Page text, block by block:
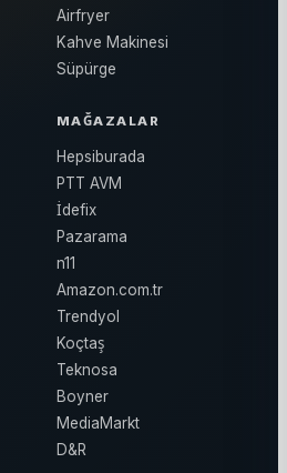
Airfryer
Kahve Makinesi
Süpürge
MAĞAZALAR
Hepsiburada
PTT AVM
İdefix
Pazarama
n11
Amazon.com.tr
Trendyol
Koçtaş
Teknosa
Boyner
MediaMarkt
D&R